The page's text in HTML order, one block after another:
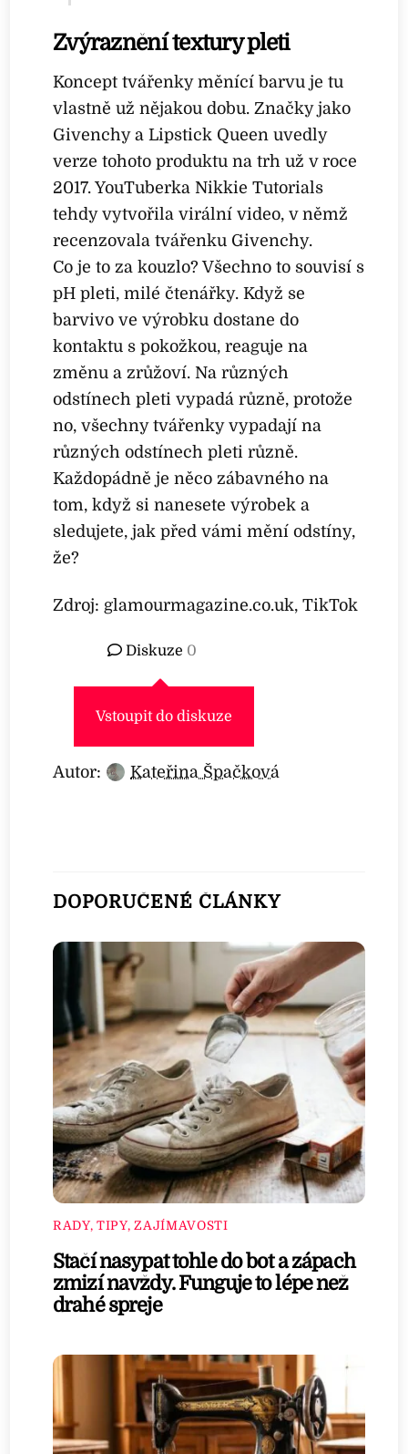
Zvýraznění textury pleti
Koncept tvářenky měnící barvu je tu
vlastně už nějakou dobu. Značky jako
Givenchy a Lipstick Queen uvedly
verze tohoto produktu na trh už v roce
2017. YouTuberka Nikkie Tutorials
tehdy vytvořila virální video, v němž
recenzovala tvářenku Givenchy.
Co je to za kouzlo? Všechno to souvisí s
pH pleti, milé čtenářky. Když se
barvivo ve výrobku dostane do
kontaktu s pokožkou, reaguje na
změnu a zrůžoví. Na různých
odstínech pleti vypadá různě, protože
no, všechny tvářenky vypadají na
různých odstínech pleti různě.
Každopádně je něco zábavného na
tom, když si nanesete výrobek a
sledujete, jak před vámi mění odstíny,
že?
Zdroj: glamourmagazine.co.uk, TikTok
Diskuze 0
Vstoupit do diskuze
Autor: Kateřina Špačková
DOPORUČENÉ ČLÁNKY
RADY, TIPY, ZAJÍMAVOSTI
Stačí nasypat tohle do bot a zápach
zmizí navždy. Funguje to lépe než
drahé spreje